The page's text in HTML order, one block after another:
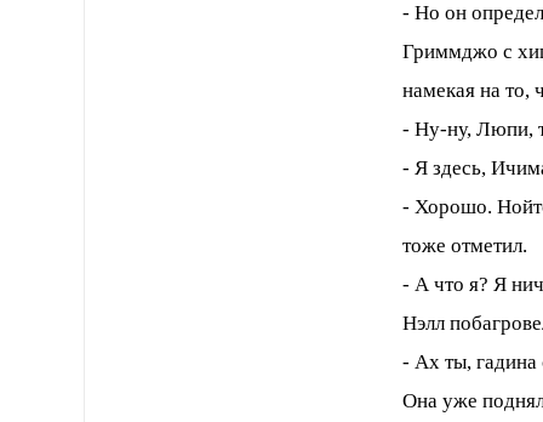
- Но он
Гриммджо с
намекая на то,
- Ну-ну, Люпи,
- Я здесь,
- Хорошо.
тоже отметил.
- А что я? Я
Нэлл
- Ах ты,
Она уже